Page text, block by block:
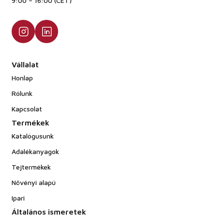
Vállalat
Honlap
Rólunk
Kapcsolat
Termékek
Katalógusunk
Adalékanyagok
Tejtermékek
Növényi alapú
Ipari
Általános ismeretek